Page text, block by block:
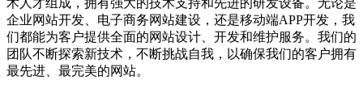
术人才组成，拥有强大的技术支持和先进的研发设备。无论是
企业网站开发、电子商务网站建设，还是移动端APP开发，我
们都能为客户提供全面的网站设计、开发和维护服务。我们的
团队不断探索新技术，不断挑战自我，以确保我们的客户拥有
最先进、最完美的网站。